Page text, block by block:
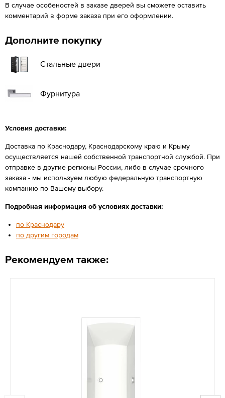
В случае особеностей в заказе дверей вы сможете оставить
комментарий в форме заказа при его оформлении.
Дополните покупку
Стальные двери
Фурнитура
Условия доставки:
Доставка по Краснодару, Краснодарскому краю и Крыму
осуществляется нашей собственной транспортной службой. При
отправке в другие регионы России, либо в случае срочного
заказа - мы используем любую федеральную транспортную
компанию по Вашему выбору.
Подробная информация об условиях доставки:
по Краснодару
по другим городам
Рекомендуем также: